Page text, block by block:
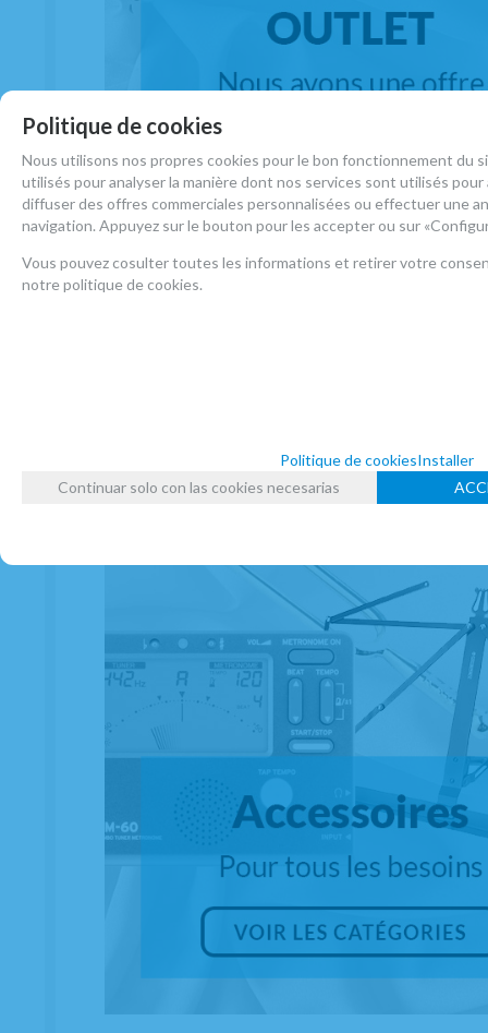
Politique de cookies
Nous utilisons nos propres cookies pour le bon fonctionnement du
utilisés pour analyser la manière dont nos services sont utilisés
diffuser des offres commerciales personnalisées ou effectuer une
navigation. Appuyez sur le bouton pour les accepter ou sur
Vous pouvez cosulter toutes les informations et retirer votre
notre politique de cookies.
Politique de cookiesInstaller
Continuar solo con las cookies necesarias